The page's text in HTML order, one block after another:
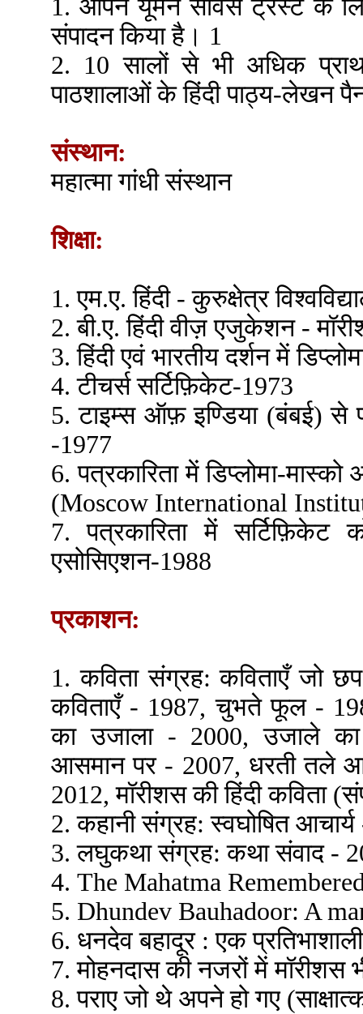
1. आपने यूमन सर्विस ट्रस्ट के
संपादन किया है। 1
2. 10 सालों से भी अधिक
पाठशालाओं के हिंदी पाठ्य-लेखन
संस्थान:
महात्मा गांधी संस्थान
शिक्षा:
1. एम.ए. हिंदी - कुरुक्षेत्र
2. बी.ए. हिंदी वीज़ एजुकेशन -
3. हिंदी एवं भारतीय दर्शन में
4. टीचर्स सर्टिफ़िकेट-1973
5. टाइम्स ऑफ़ इण्डिया (बंबई) से
-1977
6. पत्रकारिता में डिप्लोमा-मास्को
(Moscow International
7. पत्रकारिता में सर्टिफ़िकेट
एसोसिएशन-1988
प्रकाशन:
1. कविता संग्रह: कविताएँ जो
कविताएँ - 1987, चुभते फूल -
का उजाला - 2000, उजाले
आसमान पर - 2007, धरती तले
2012, मॉरीशस की हिंदी कविता
2. कहानी संग्रह: स्वघोषित
3. लघुकथा संग्रह: कथा संवाद -
4. The Mahatma
5. Dhundev Bauhadoor: A
6. धनदेव बहादूर : एक
7. मोहनदास की नजरों में
8. पराए जो थे अपने हो गए